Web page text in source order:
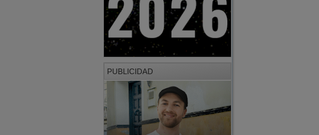
PUBLICIDAD